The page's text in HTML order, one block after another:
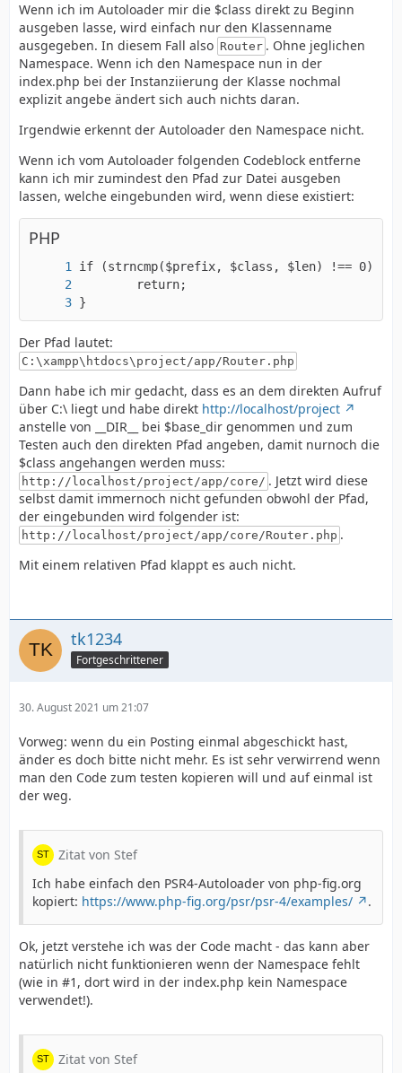
Wenn ich im Autoloader mir die $class direkt zu Beginn
ausgeben lasse, wird einfach nur den Klassenname
ausgegeben. In diesem Fall also Router . Ohne jeglichen
Namespace. Wenn ich den Namespace nun in der
index.php bei der Instanziierung der Klasse nochmal
explizit angebe ändert sich auch nichts daran.
Irgendwie erkennt der Autoloader den Namespace nicht.
Wenn ich vom Autoloader folgenden Codeblock entferne
kann ich mir zumindest den Pfad zur Datei ausgeben
lassen, welche eingebunden wird, wenn diese existiert:
PHP
}
Der Pfad lautet:
C:\xampp\htdocs\project/app/Router.php
Dann habe ich mir gedacht, dass es an dem direkten Aufruf
über C:\ liegt und habe direkt http://localhost/project
anstelle von __DIR__ bei $base_dir genommen und zum
Testen auch den direkten Pfad angeben, damit nurnoch die
$class angehangen werden muss:
http://localhost/project/app/core/ . Jetzt wird diese
selbst damit immernoch nicht gefunden obwohl der Pfad,
der eingebunden wird folgender ist:
http://localhost/project/app/core/Router.php .
Mit einem relativen Pfad klappt es auch nicht.
tk1234
Fortgeschrittener
30. August 2021 um 21:07
Vorweg: wenn du ein Posting einmal abgeschickt hast,
änder es doch bitte nicht mehr. Es ist sehr verwirrend wenn
man den Code zum testen kopieren will und auf einmal ist
der weg.
Zitat von Stef
Ich habe einfach den PSR4-Autoloader von php-fig.org
kopiert: https://www.php-fig.org/psr/psr-4/examples/ .
Ok, jetzt verstehe ich was der Code macht - das kann aber
natürlich nicht funktionieren wenn der Namespace fehlt
(wie in #1, dort wird in der index.php kein Namespace
verwendet!).
Zitat von Stef